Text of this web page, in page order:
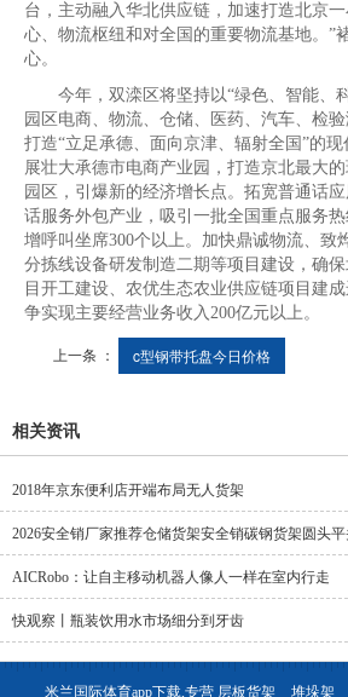
台，主动融入华北供应链，加速打造北京
心、物流枢纽和对全国的重要物流基地。”
心。
今年，双滦区将坚持以“绿色、智能、
园区电商、物流、仓储、医药、汽车、检
打造“立足承德、面向京津、辐射全国”的
展壮大承德市电商产业园，打造京北最大
园区，引爆新的经济增长点。拓宽普通话
话服务外包产业，吸引一批全国重点服务
增呼叫坐席300个以上。加快鼎诚物流、致
分拣线设备研发制造二期等项目建设，确
目开工建设、农优生态农业供应链项目建
争实现主要经营业务收入200亿元以上。
上一条 ： c型钢带托盘今日价格
相关资讯
2018年京东便利店开端布局无人货架
2026安全销厂家推荐仓储货架安全销碳钢货架圆头
AICRobo：让自主移动机器人像人一样在室内行走
快观察丨瓶装饮用水市场细分到牙齿
米兰国际体育app下载,专营 层板货架 堆垛架